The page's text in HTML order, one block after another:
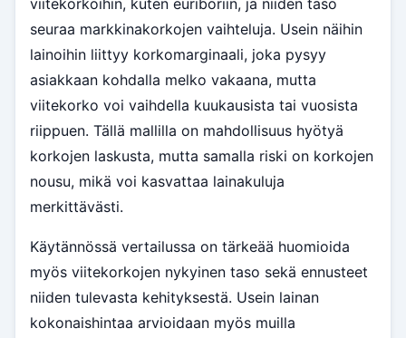
viitekorkoihin, kuten euriboriin, ja niiden taso
seuraa markkinakorkojen vaihteluja. Usein näihin
lainoihin liittyy korkomarginaali, joka pysyy
asiakkaan kohdalla melko vakaana, mutta
viitekorko voi vaihdella kuukausista tai vuosista
riippuen. Tällä mallilla on mahdollisuus hyötyä
korkojen laskusta, mutta samalla riski on korkojen
nousu, mikä voi kasvattaa lainakuluja
merkittävästi.
Käytännössä vertailussa on tärkeää huomioida
myös viitekorkojen nykyinen taso sekä ennusteet
niiden tulevasta kehityksestä. Usein lainan
kokonaishintaa arvioidaan myös muilla